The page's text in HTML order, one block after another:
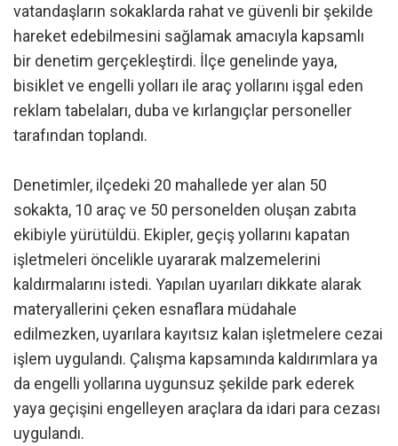
vatandaşların sokaklarda rahat ve güvenli bir şekilde
hareket edebilmesini sağlamak amacıyla kapsamlı
bir denetim gerçekleştirdi. İlçe genelinde yaya,
bisiklet ve engelli yolları ile araç yollarını işgal eden
reklam tabelaları, duba ve kırlangıçlar personeller
tarafından toplandı.
Denetimler, ilçedeki 20 mahallede yer alan 50
sokakta, 10 araç ve 50 personelden oluşan zabıta
ekibiyle yürütüldü. Ekipler, geçiş yollarını kapatan
işletmeleri öncelikle uyararak malzemelerini
kaldırmalarını istedi. Yapılan uyarıları dikkate alarak
materyallerini çeken esnaflara müdahale
edilmezken, uyarılara kayıtsız kalan işletmelere cezai
işlem uygulandı. Çalışma kapsamında kaldırımlara ya
da engelli yollarına uygunsuz şekilde park ederek
yaya geçişini engelleyen araçlara da idari para cezası
uygulandı.